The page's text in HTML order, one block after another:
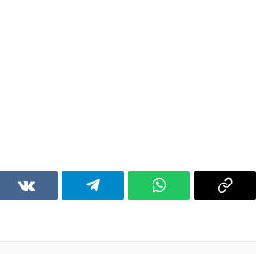
VKontakteTelegram WhatsAppCopy